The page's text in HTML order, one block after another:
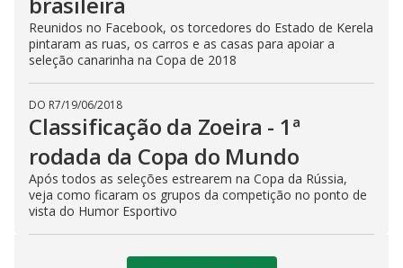
Reunidos no Facebook, os torcedores do Estado de Kerela
pintaram as ruas, os carros e as casas para apoiar a
seleção canarinha na Copa de 2018
DO R7/19/06/2018
Classificação da Zoeira - 1ª
rodada da Copa do Mundo
Após todos as seleções estrearem na Copa da Rússia,
veja como ficaram os grupos da competição no ponto de
vista do Humor Esportivo